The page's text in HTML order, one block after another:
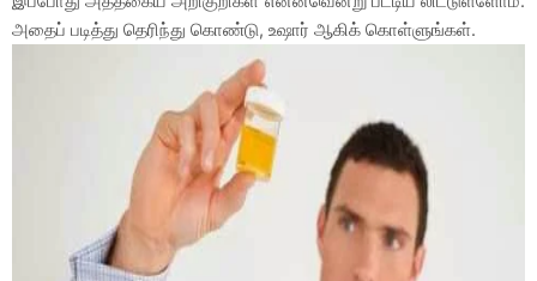
அதைப் படித்து தெரிந்து கொண்டு, உஷார் ஆகிக் கொள்ளுங்கள்.